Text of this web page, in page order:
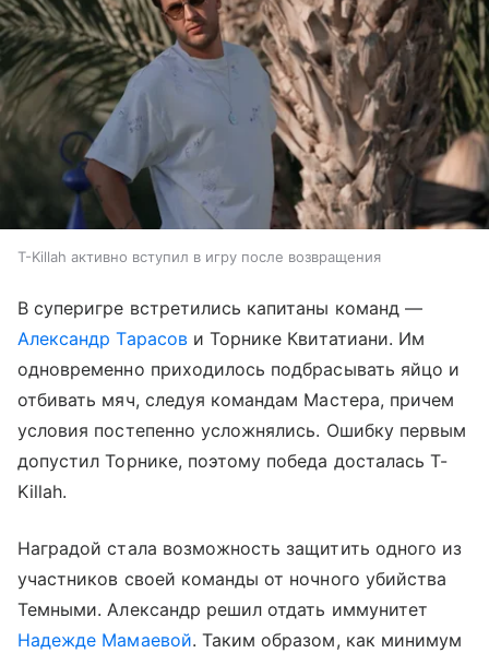
T-Killah активно вступил в игру после возвращения
В суперигре встретились капитаны команд —
Александр Тарасови Торнике Квитатиани. Им
одновременно приходилось подбрасывать яйцо и
отбивать мяч, следуя командам Мастера, причем
условия постепенно усложнялись. Ошибку первым
допустил Торнике, поэтому победа досталась T-
Killah.
Наградой стала возможность защитить одного из
участников своей команды от ночного убийства
Темными. Александр решил отдать иммунитет
Надежде Мамаевой. Таким образом, как минимум